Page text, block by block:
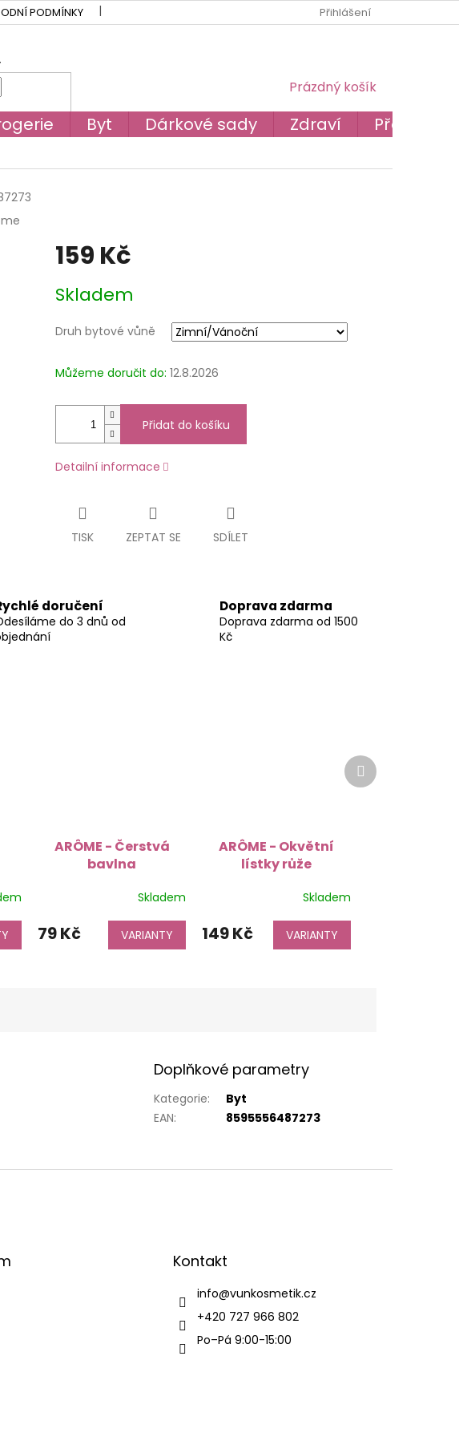
PODMÍNKY PODMÍNKY OCHRANY OSOBNÍCH ÚDAJŮ
Přihlášení
NÁKUPNÍ
Prázdný košík
Byt Dárkové sady Zdraví
159 Kč
cena:
Skladem
Druh bytové vůně
Můžeme doručit do: 12.8.2026
Přidat do košíku
Detailní informace
TISK ZEPTAT SE SDÍLET
doručení
do 3 dnů od
Doprava zdarma
Doprava zdarma od 1500
Kč
ARÔME - Čerstvá
bavlna
Skladem
79 Kč VARIANTY
ARÔME - Okvětní
lístky růže
Skladem
149 Kč VARIANTY
Další
produkt
Doplňkové parametry
Kategorie:
Byt
EAN: 8595556487273
Kontakt
info@vunkosmetik.cz
+420 727 966 802
Po–Pá 9:00-15:00